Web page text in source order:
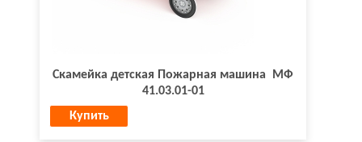
Скамейка детская Пожарная машина МФ
41.03.01-01
Купить